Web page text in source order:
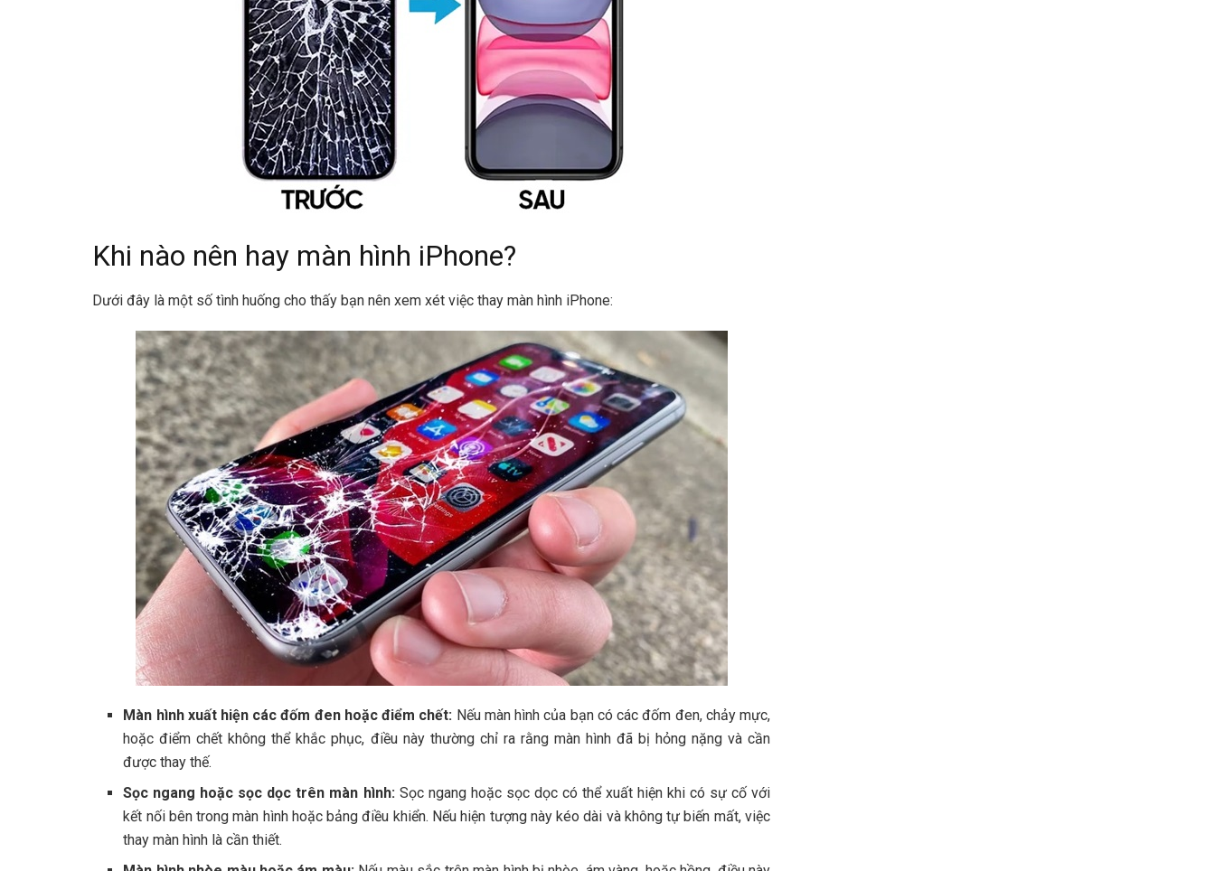
Khi nào nên hay màn hình iPhone?
Dưới đây là một số tình huống cho thấy bạn nên xem xét việc thay màn hình iPhone:
Màn hình xuất hiện các đốm đen hoặc điểm chết: Nếu màn hình của bạn có các đốm đen, chảy mực,
hoặc điểm chết không thể khắc phục, điều này thường chỉ ra rằng màn hình đã bị hỏng nặng và cần
được thay thế.
Sọc ngang hoặc sọc dọc trên màn hình:Sọc ngang hoặc sọc dọc có thể xuất hiện khi có sự cố với
kết nối bên trong màn hình hoặc bảng điều khiển. Nếu hiện tượng này kéo dài và không tự biến mất, việc
thay màn hình là cần thiết.